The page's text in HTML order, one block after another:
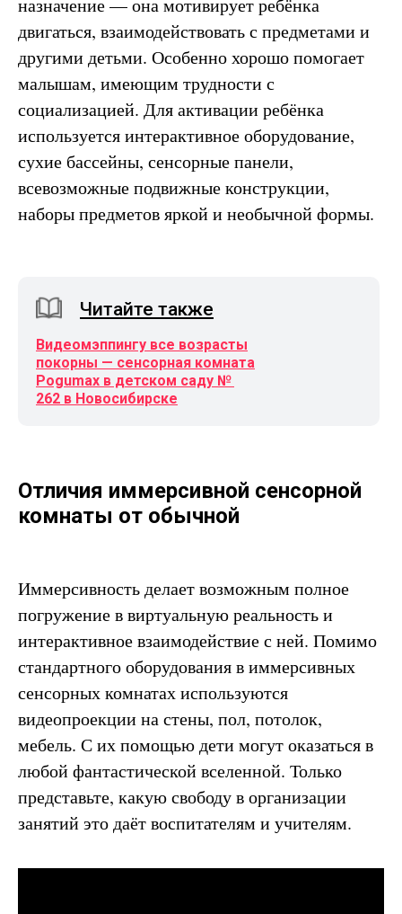
двигаться, взаимодействовать с предметами и
другими детьми. Особенно хорошо помогает
малышам, имеющим трудности с
социализацией. Для активации ребёнка
используется интерактивное оборудование,
сухие бассейны, сенсорные панели,
всевозможные подвижные конструкции,
наборы предметов яркой и необычной формы.
Читайте также
Видеомэппингу все возрасты
покорны — сенсорная комната
Pogumax в детском саду №
262 в Новосибирске
Отличия иммерсивной сенсорной
комнаты от обычной
Иммерсивность делает возможным полное
погружение в виртуальную реальность и
интерактивное взаимодействие с ней. Помимо
стандартного оборудования в иммерсивных
сенсорных комнатах используются
видеопроекции на стены, пол, потолок,
мебель. С их помощью дети могут оказаться в
любой фантастической вселенной. Только
представьте, какую свободу в организации
занятий это даёт воспитателям и учителям.